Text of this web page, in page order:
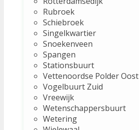
Rubroek
Schiebroek
Singelkwartier
Snoekenveen
Spangen
Stationsbuurt
Vettenoordse Polder Oost
Vogelbuurt Zuid
Vreewijk
Wetenschappersbuurt
Wetering